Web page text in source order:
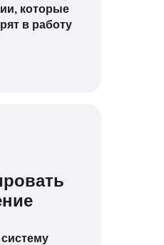
которые
в работу